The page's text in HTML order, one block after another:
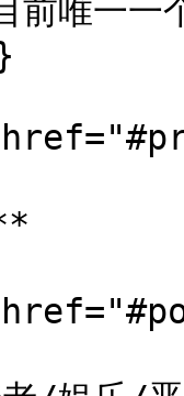
唯一一